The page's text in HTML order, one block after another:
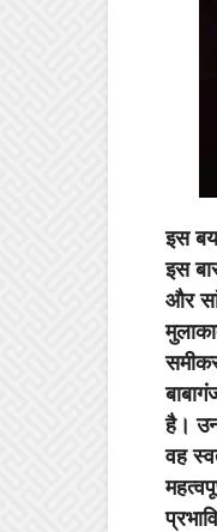
इस
इस
और
है।
वह